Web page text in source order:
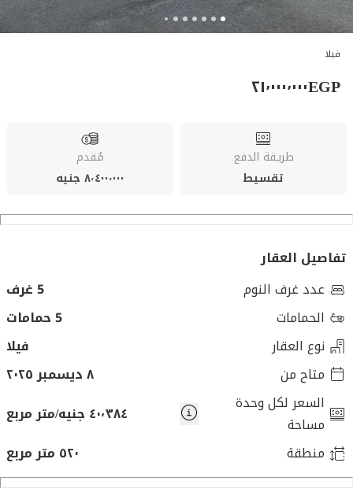
فيلا
EGP٢١٬٠٠٠٬٠٠٠
طريقة الدفع
تقسيط
مُقدم
٨٬٤٠٠٬٠٠٠ جنيه
تفاصيل العقار
عدد غرف النوم
5 غرف
الحمامات
5 حمامات
نوع العقار
فيلا
متاح من
٨ ديسمبر ٢٠٢٥
السعر لكل وحدة
مساحة
٤٠٬٣٨٤ جنيه/متر مربع
منطقة
٥٢٠ متر مربع